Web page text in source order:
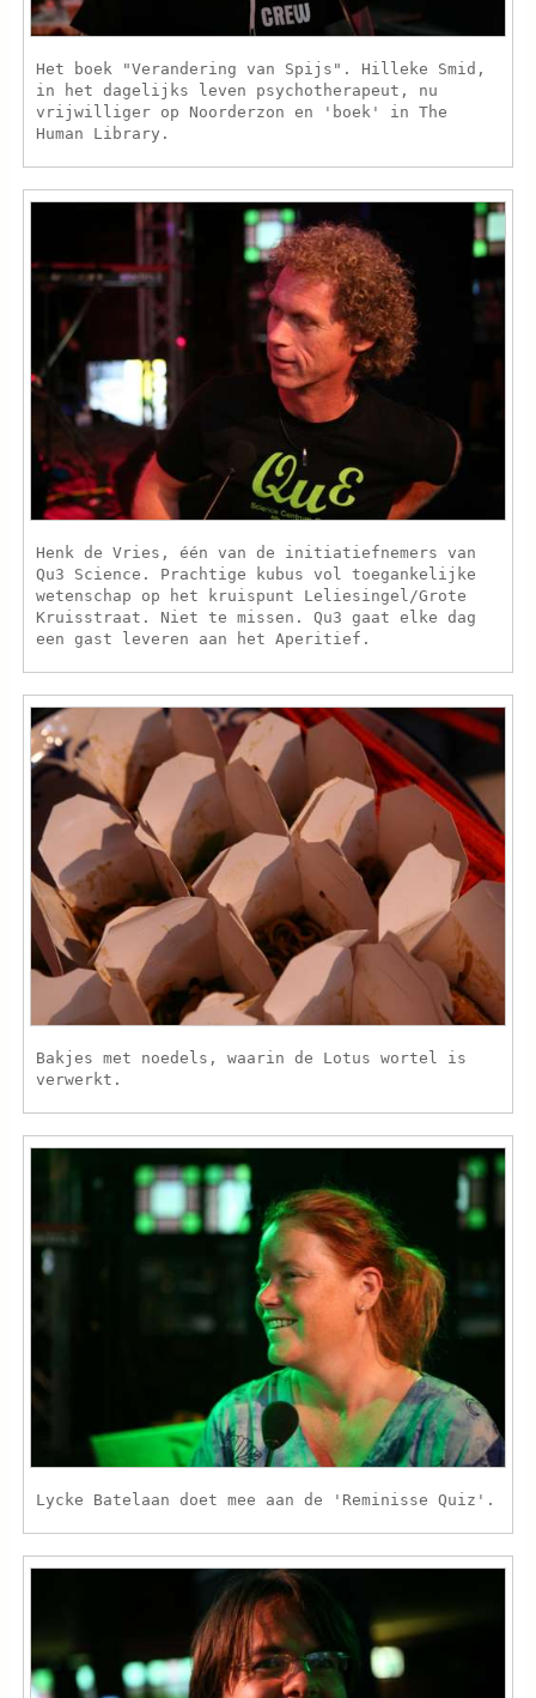
Het boek "Verandering van Spijs". Hilleke Smid,
in het dagelijks leven psychotherapeut, nu
vrijwilliger op Noorderzon en 'boek' in The
Human Library.
Henk de Vries, één van de initiatiefnemers van
Qu3 Science. Prachtige kubus vol toegankelijke
wetenschap op het kruispunt Leliesingel/Grote
Kruisstraat. Niet te missen. Qu3 gaat elke dag
een gast leveren aan het Aperitief.
Bakjes met noedels, waarin de Lotus wortel is
verwerkt.
Lycke Batelaan doet mee aan de 'Reminisse Quiz'.